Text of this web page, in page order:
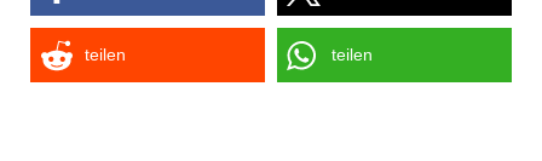
teilen teilen